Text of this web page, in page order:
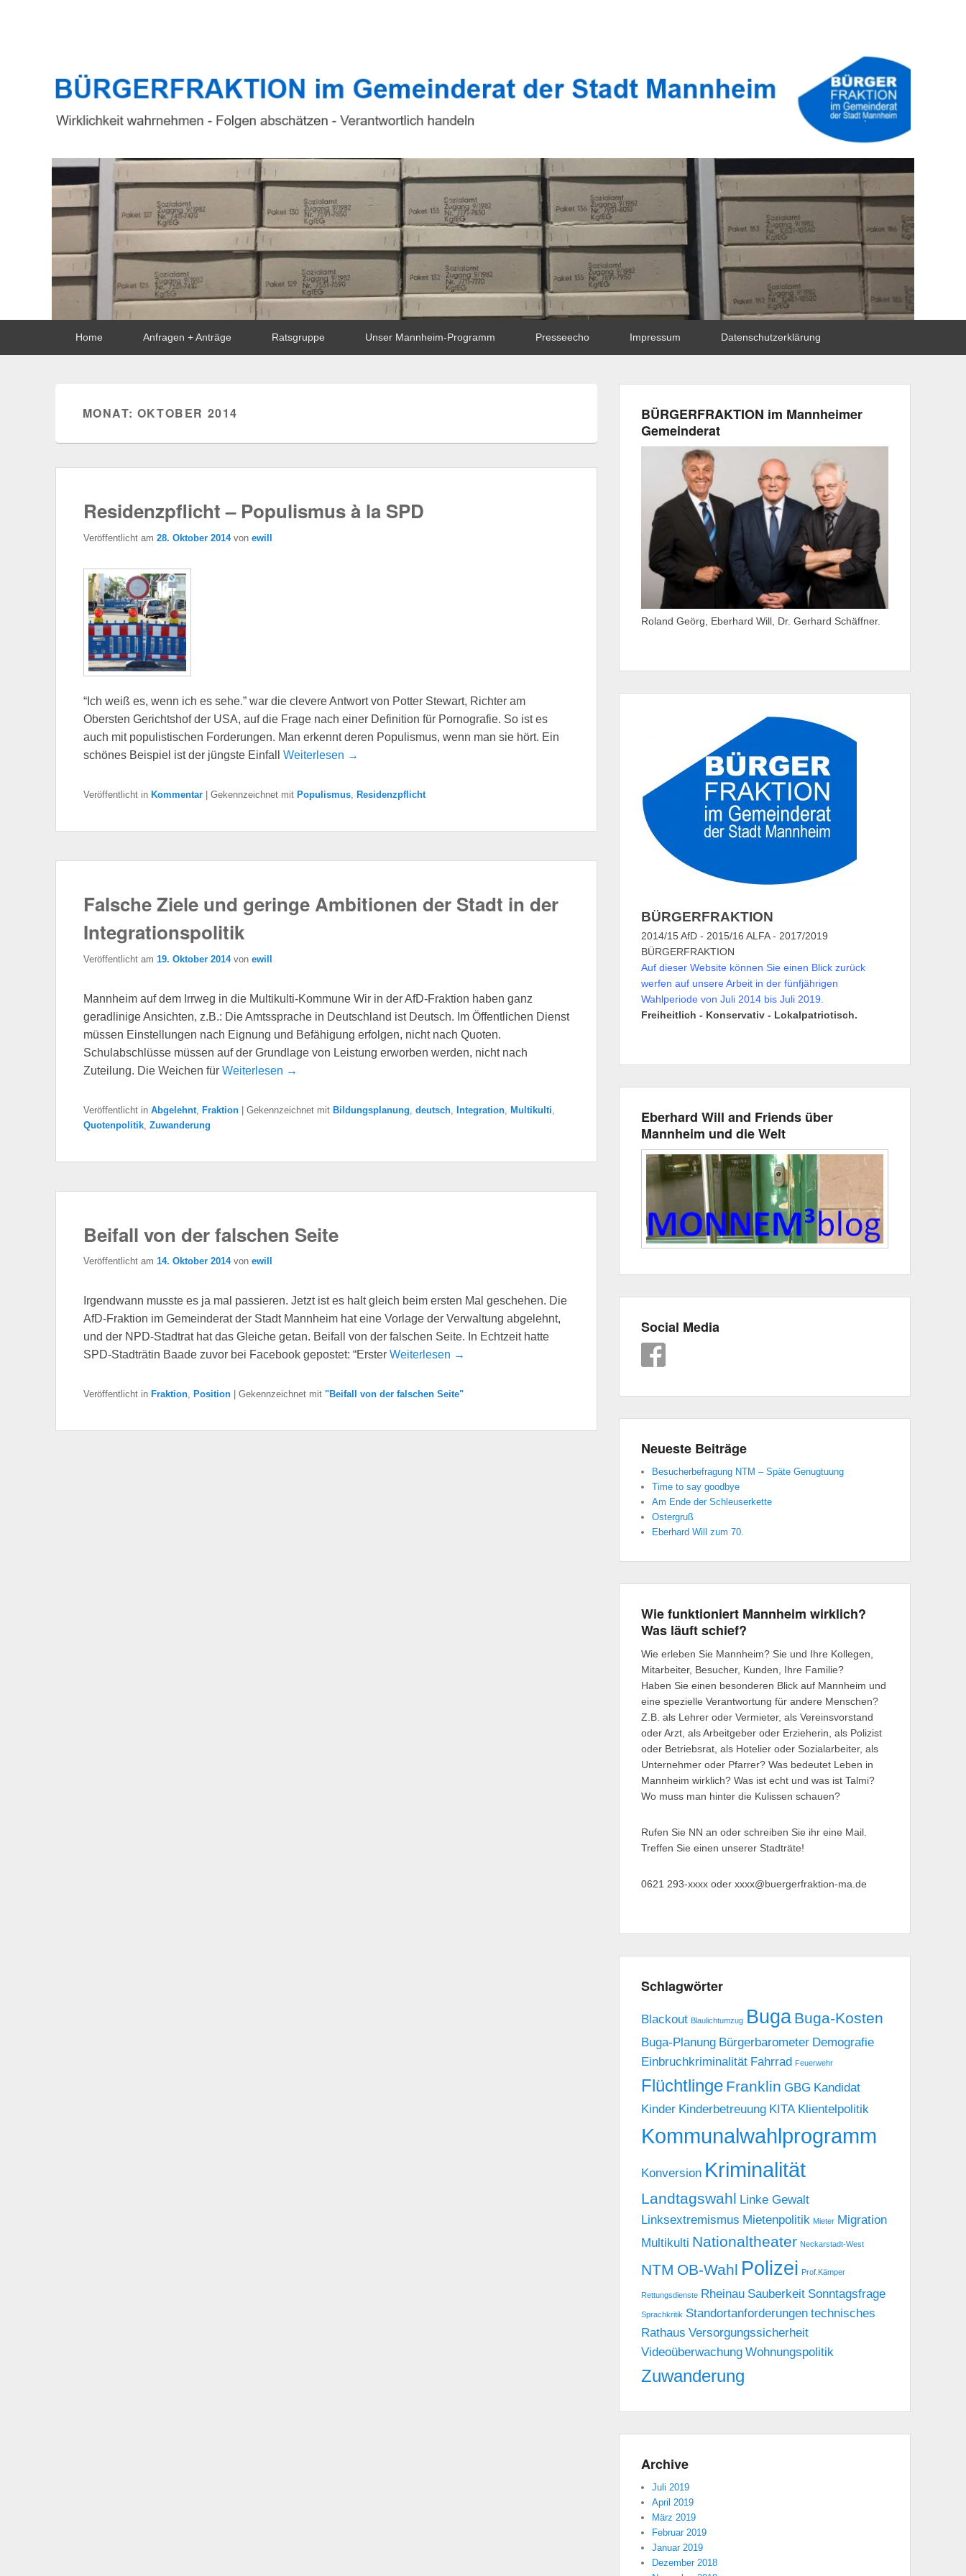
BÜRGERFRAKTION im Gemeinderat der Stadt Mannheim
Wirklichkeit wahrnehmen – Folgen abschätzen – Verantwortlich handeln
Home Anfragen + Anträge Ratsgruppe Unser Mannheim-Programm Presseecho Impressum Datenschutzerklärung
MONAT: OKTOBER 2014
Residenzpflicht – Populismus à la SPD
Veröffentlicht am 28. Oktober 2014 von ewill
“Ich weiß es, wenn ich es sehe.” war die clevere Antwort von Potter Stewart, Richter am
Obersten Gerichtshof der USA, auf die Frage nach einer Definition für Pornografie. So ist es
auch mit populistischen Forderungen. Man erkennt deren Populismus, wenn man sie hört. Ein
schönes Beispiel ist der jüngste Einfall Weiterlesen →
Veröffentlicht in Kommentar Gekennzeichnet mit Populismus Residenzpflicht
Falsche Ziele und geringe Ambitionen der Stadt in der
Integrationspolitik
Veröffentlicht am 19. Oktober 2014 von ewill
Mannheim auf dem Irrweg in die Multikulti-Kommune Wir in der AfD-Fraktion haben ganz
geradlinige Ansichten, z.B.: Die Amtssprache in Deutschland ist Deutsch. Im Öffentlichen Dienst
müssen Einstellungen nach Eignung und Befähigung erfolgen, nicht nach Quoten.
Schulabschlüsse müssen auf der Grundlage von Leistung erworben werden, nicht nach
Zuteilung. Die Weichen für Weiterlesen →
Veröffentlicht in Abgelehnt Fraktion | Gekennzeichnet mit Bildungsplanung deutsch Integration Multikulti
Quotenpolitik Zuwanderung
Beifall von der falschen Seite
Veröffentlicht am 14. Oktober 2014 von ewill
Irgendwann musste es ja mal passieren. Jetzt ist es halt gleich beim ersten Mal geschehen. Die
AfD-Fraktion im Gemeinderat der Stadt Mannheim hat eine Vorlage der Verwaltung abgelehnt,
und der NPD-Stadtrat hat das Gleiche getan. Beifall von der falschen Seite. In Echtzeit hatte
SPD-Stadträtin Baade zuvor bei Facebook gepostet: “Erster Weiterlesen →
Veröffentlicht in Fraktion, Position Gekennzeichnet mit "Beifall von der falschen Seite"
BÜRGERFRAKTION im Mannheimer
Gemeinderat
Roland Geörg, Eberhard Will, Dr. Gerhard Schäffner.
BÜRGERFRAKTION
2014/15 AfD - 2015/16 ALFA - 2017/2019
BÜRGERFRAKTION
Auf dieser Website können Sie einen Blick zurück
werfen auf unsere Arbeit in der fünfjährigen
Wahlperiode von Juli 2014 bis Juli 2019.
Freiheitlich - Konservativ - Lokalpatriotisch.
Eberhard Will and Friends über
Mannheim und die Welt
Social Media
Neueste Beiträge
Besucherbefragung NTM – Späte Genugtuung
Time to say goodbye
Am Ende der Schleuserkette
Ostergruß
Eberhard Will zum 70.
Wie funktioniert Mannheim wirklich?
Was läuft schief?
Wie erleben Sie Mannheim? Sie und Ihre Kollegen,
Mitarbeiter, Besucher, Kunden, Ihre Familie?
Haben Sie einen besonderen Blick auf Mannheim und
eine spezielle Verantwortung für andere Menschen?
Z.B. als Lehrer oder Vermieter, als Vereinsvorstand
oder Arzt, als Arbeitgeber oder Erzieherin, als Polizist
oder Betriebsrat, als Hotelier oder Sozialarbeiter, als
Unternehmer oder Pfarrer? Was bedeutet Leben in
Mannheim wirklich? Was ist echt und was ist Talmi?
Wo muss man hinter die Kulissen schauen?
Rufen Sie NN an oder schreiben Sie ihr eine Mail.
Treffen Sie einen unserer Stadträte!
0621 293-xxxx oder xxxx@buergerfraktion-ma.de
Schlagwörter
Blackout Blaulichtumzug Buga Buga-Kosten
Buga-Planung Bürgerbarometer Demografie
Einbruchkriminalität Fahrrad Feuerwehr
Flüchtlinge Franklin GBG Kandidat
Kinder Kinderbetreuung KITA Klientelpolitik
Kommunalwahlprogramm
Konversion Kriminalität
Landtagswahl Linke Gewalt
Linksextremismus Mietenpolitik Mieter Migration
Multikulti Nationaltheater Neckarstadt-West
NTM OB-Wahl Polizei Prof.Kämper
Rettungsdienste Rheinau Sauberkeit Sonntagsfrage
Sprachkritik Standortanforderungen technisches
Rathaus Versorgungssicherheit
Videoüberwachung Wohnungspolitik
Zuwanderung
Archive
Juli 2019
April 2019
März 2019
Februar 2019
Januar 2019
Dezember 2018